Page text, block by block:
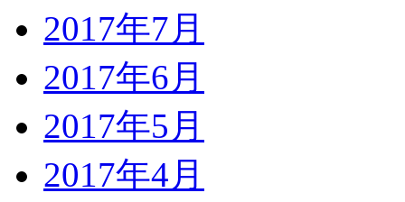
2017年7月
2017年6月
2017年5月
2017年4月